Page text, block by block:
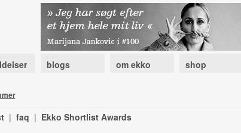
blogs om ekko shop
| faq | Ekko Shortlist Awards